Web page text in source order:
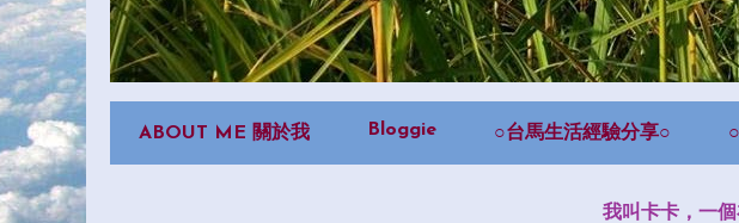
ABOUT ME 關於我 Bloggie ○台馬生活經驗分享○
我叫卡卡，一